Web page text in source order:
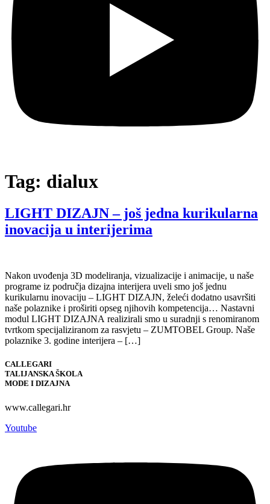
Tag: dialux
LIGHT DIZAJN – još jedna kurikularna
inovacija u interijerima
Nakon uvođenja 3D modeliranja, vizualizacije i animacije, u naše
programe iz područja dizajna interijera uveli smo još jednu
kurikularnu inovaciju – LIGHT DIZAJN, želeći dodatno usavršiti
naše polaznike i proširiti opseg njihovih kompetencija… Nastavni
modul LIGHT DIZAJNA realizirali smo u suradnji s renomiranom
tvrtkom specijaliziranom za rasvjetu – ZUMTOBEL Group. Naše
polaznike 3. godine interijera – […]
CALLEGARI
TALIJANSKA ŠKOLA
MODE I DIZAJNA
www.callegari.hr
Youtube